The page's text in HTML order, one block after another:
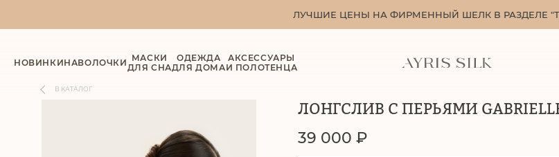
ЛУЧШИЕ ЦЕНЫ НА ФИРМЕННЫЙ ШЕЛК В РАЗДЕЛЕ
НОВИНКИНАВОЛОЧКИ МАСКИ
ДЛЯ СНА
ОДЕЖДА
ДЛЯ ДОМА
АКСЕССУАРЫ
И ПОЛОТЕНЦА
В КАТАЛОГ
ЛОНГСЛИВ С ПЕРЬЯМИ
39 000 ₽